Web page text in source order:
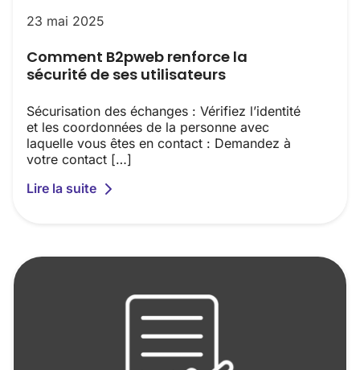
23 mai 2025
Comment B2pweb renforce la
sécurité de ses utilisateurs
Sécurisation des échanges : Vérifiez l’identité
et les coordonnées de la personne avec
laquelle vous êtes en contact : Demandez à
votre contact […]
Lire la suite